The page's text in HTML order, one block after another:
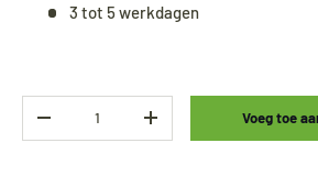
3 tot 5 werkdagen
-
+ Voeg toe